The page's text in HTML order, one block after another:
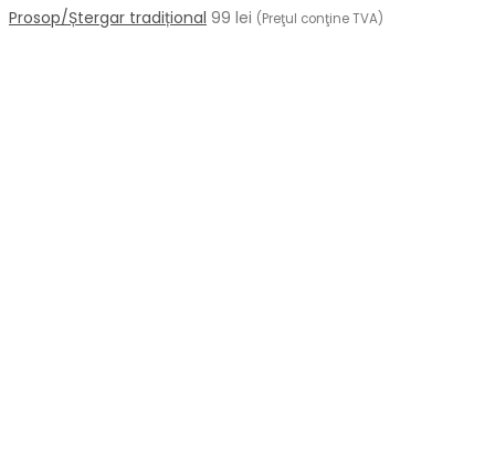
Prosop/Ștergar tradițional 99 lei (Preţul conţine TVA)